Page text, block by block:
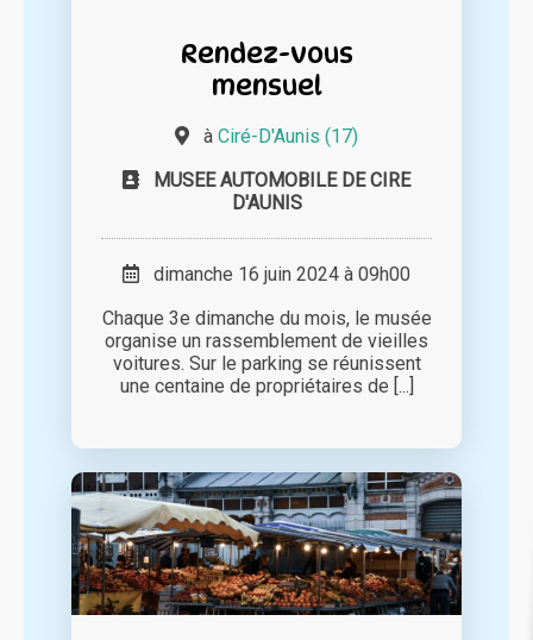
Rendez-vous
mensuel
à Ciré-D'Aunis (17)
MUSEE AUTOMOBILE DE CIRE
D'AUNIS
dimanche 16 juin 2024 à 09h00
Chaque 3e dimanche du mois, le musée
organise un rassemblement de vieilles
voitures. Sur le parking se réunissent
une centaine de propriétaires de [...]